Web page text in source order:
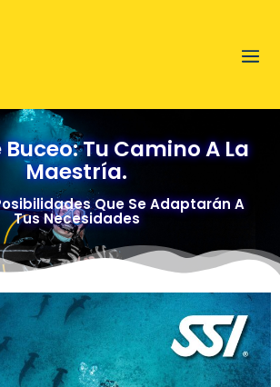
Buceo: Tu Camino A La
Maestría.
Que Se Adaptarán A
Tus Necesidades